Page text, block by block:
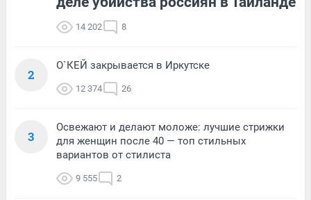
14 202 8
2
О`КЕЙ закрывается в Иркутске
12 374 26
3
Освежают и делают моложе: лучшие стрижки
для женщин после 40 — топ стильных
вариантов от стилиста
9 555 2